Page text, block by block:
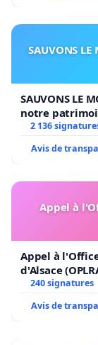
SAUVONS
SAUVONS LE
notre
2 136
Avis de
Appel à
Appel à
d'Alsace
240 signatures
Avis de